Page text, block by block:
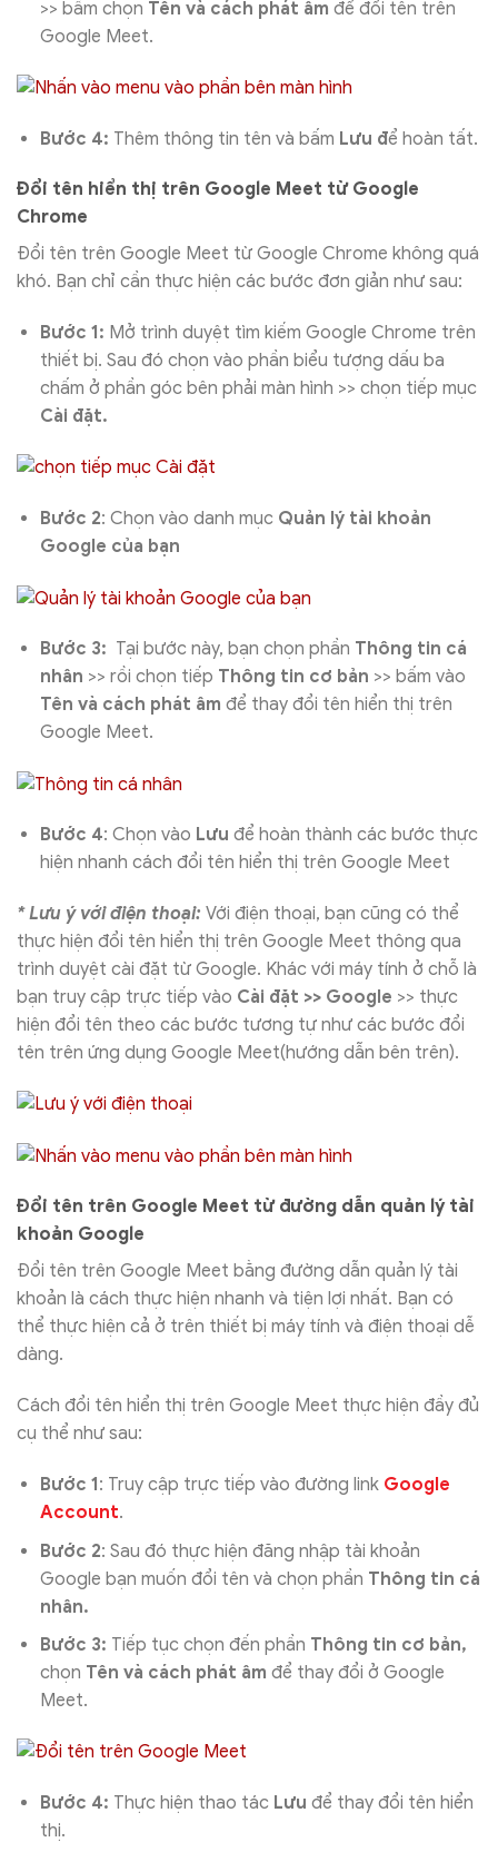
>> bấm chọn Tên và cách phát âm để đổi tên trên
Google Meet.
Bước 4: Thêm thông tin tên và bấm Lưu để hoàn tất.
Đổi tên hiển thị trên Google Meet từ Google
Chrome
Đổi tên trên Google Meet từ Google Chrome không quá
khó. Bạn chỉ cần thực hiện các bước đơn giản như sau:
Bước 1: Mở trình duyệt tìm kiếm Google Chrome trên
thiết bị. Sau đó chọn vào phần biểu tượng dấu ba
chấm ở phần góc bên phải màn hình >> chọn tiếp mục
Cài đặt.
Bước 2: Chọn vào danh mục Quản lý tài khoản
Google của bạn
Bước 3: Tại bước này, bạn chọn phần Thông tin cá
nhân >> rồi chọn tiếp Thông tin cơ bản >> bấm vào
Tên và cách phát âm để thay đổi tên hiển thị trên
Google Meet.
Bước 4: Chọn vào Lưu để hoàn thành các bước thực
hiện nhanh cách đổi tên hiển thị trên Google Meet
* Lưu ý với điện thoại: Với điện thoại, bạn cũng có thể
thực hiện đổi tên hiển thị trên Google Meet thông qua
trình duyệt cài đặt từ Google. Khác với máy tính ở chỗ là
bạn truy cập trực tiếp vào Cài đặt >> Google >> thực
hiện đổi tên theo các bước tương tự như các bước đổi
tên trên ứng dụng Google Meet(hướng dẫn bên trên).
Đổi tên trên Google Meet từ đường dẫn quản lý tài
khoản Google
Đổi tên trên Google Meet bằng đường dẫn quản lý tài
khoản là cách thực hiện nhanh và tiện lợi nhất. Bạn có
thể thực hiện cả ở trên thiết bị máy tính và điện thoại dễ
dàng.
Cách đổi tên hiển thị trên Google Meet thực hiện đầy đủ
cụ thể như sau:
Bước 1: Truy cập trực tiếp vào đường linkGoogle
Account.
Bước 2: Sau đó thực hiện đăng nhập tài khoản
Google bạn muốn đổi tên và chọn phần Thông tin cá
nhân.
Bước 3: Tiếp tục chọn đến phần Thông tin cơ bản,
chọn Tên và cách phát âm để thay đổi ở Google
Meet.
Bước 4: Thực hiện thao tác Lưu để thay đổi tên hiển
thị.